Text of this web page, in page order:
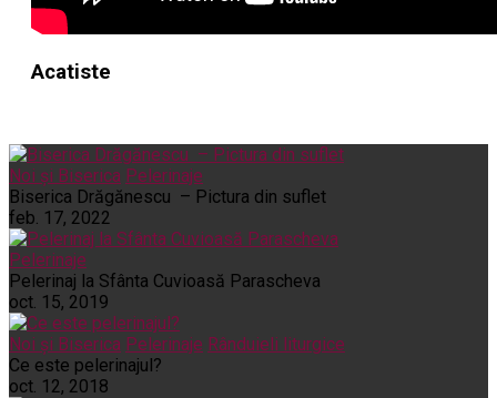
Acatiste
Noi și Biserica Pelerinaje
Biserica Drăgănescu – Pictura din suflet
feb. 17, 2022
Pelerinaje
Pelerinaj la Sfânta Cuvioasă Parascheva
oct. 15, 2019
Noi și Biserica Pelerinaje Rânduieli liturgice
Ce este pelerinajul?
oct. 12, 2018